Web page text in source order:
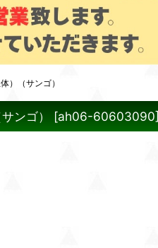
）（サンゴ）
ンゴ） [ah06-60603090]